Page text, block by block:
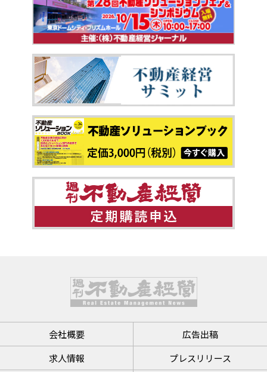
会社概要
広告出稿
求人情報
プレスリリース